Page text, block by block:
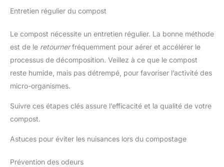
Entretien régulier du compost
Le compost nécessite un entretien régulier. La bonne méthode
est de le retournerfréquemment pour aérer et accélérer le
processus de décomposition. Veillez à ce que le compost
reste humide, mais pas détrempé, pour favoriser l’activité des
micro-organismes.
Suivre ces étapes clés assure l’efficacité et la qualité de votre
compost.
Astuces pour éviter les nuisances lors du compostage
Prévention des odeurs